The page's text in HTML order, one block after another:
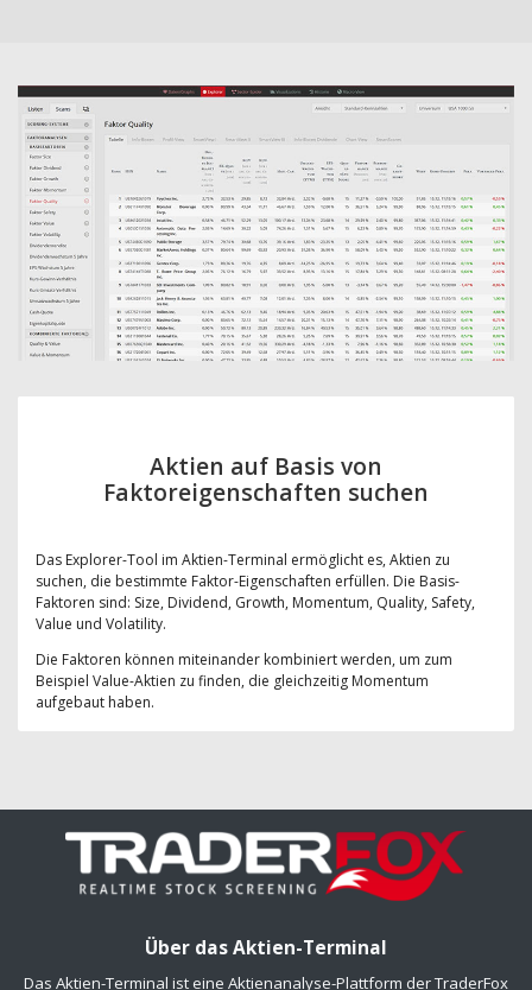
Aktien auf Basis von
Faktoreigenschaften suchen
Das Explorer-Tool im Aktien-Terminal ermöglicht es, Aktien zu
suchen, die bestimmte Faktor-Eigenschaften erfüllen. Die Basis-
Faktoren sind: Size, Dividend, Growth, Momentum, Quality, Safety,
Value und Volatility.
Die Faktoren können miteinander kombiniert werden, um zum
Beispiel Value-Aktien zu finden, die gleichzeitig Momentum
aufgebaut haben.
Über das Aktien-Terminal
Das Aktien-Terminal ist eine Aktienanalyse-Plattform der TraderFox